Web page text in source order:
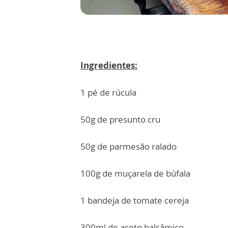
Ingredientes:
1 pé de rúcula
50g de presunto cru
50g de parmesão ralado
100g de muçarela de búfala
1 bandeja de tomate cereja